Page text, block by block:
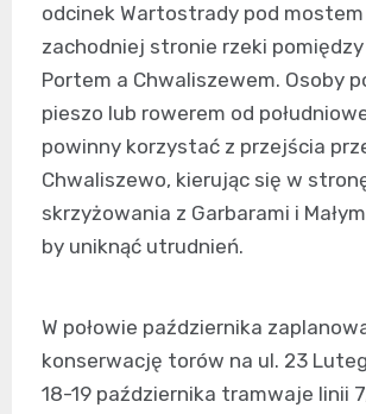
odcinek Wartostrady pod mostem
zachodniej stronie rzeki
Portem a Chwaliszewem. Osoby
pieszo lub rowerem od
powinny korzystać z przejścia
Chwaliszewo, kierując się w
skrzyżowania z Garbarami i
by uniknąć utrudnień.
W połowie października
konserwację torów na ul. 23
18-19 października tramwaje linii